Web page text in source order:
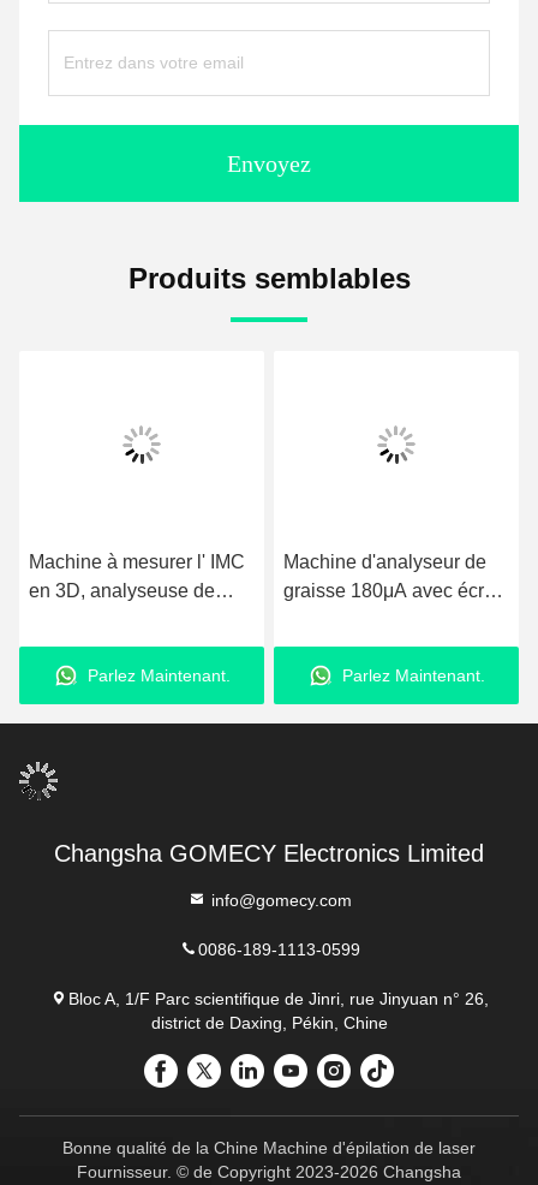
Envoyez
Produits semblables
Machine à mesurer l' IMC
en 3D, analyseuse de
Parlez Maintenant.
Machine d'analyseur de
graisse 180μA avec écran
Parlez Maintenant.
Changsha GOMECY Electronics Limited
info@gomecy.com
0086-189-1113-0599
Bloc A, 1/F Parc scientifique de Jinri, rue Jinyuan n° 26,
district de Daxing, Pékin, Chine
Bonne qualité de la Chine Machine d'épilation de laser
Fournisseur. © de Copyright 2023-2026 Changsha